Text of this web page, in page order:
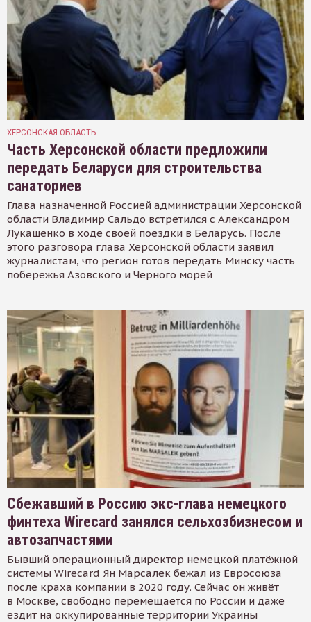
ХЕРСОНСКАЯ ОБЛАСТЬ
Часть Херсонской области предложили
передать Беларуси для строительства
санаториев
Глава назначенной Россией администрации Херсонской
области Владимир Сальдо встретился с Александром
Лукашенко в ходе своей поездки в Беларусь. После
этого разговора глава Херсонской области заявил
журналистам, что регион готов передать Минску часть
побережья Азовского и Черного морей
Сбежавший в Россию экс-глава немецкого
финтеха Wirecard занялся сельхозбизнесом и
автозапчастями
Бывший операционный директор немецкой платёжной
системы Wirecard Ян Марсалек бежал из Евросоюза
после краха компании в 2020 году. Сейчас он живёт
в Москве, свободно перемещается по России и даже
ездит на оккупированные территории Украины